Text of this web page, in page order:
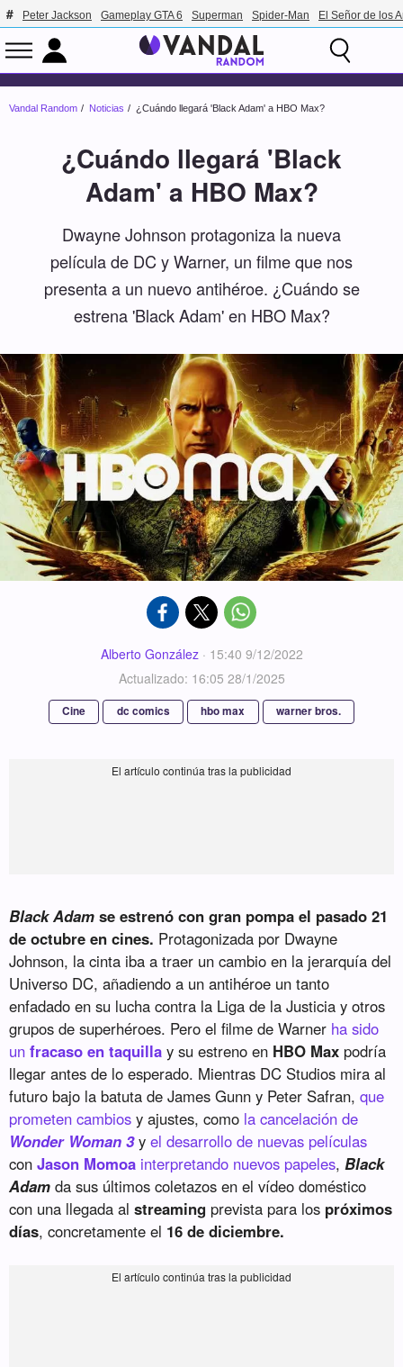
Peter Jackson Gameplay GTA 6 Superman Spider-Man El Señor de los
Vandal Random Noticias ¿Cuándo llegará 'Black Adam' a HBO Max?
¿Cuándo llegará 'Black
Adam' a HBO Max?
Dwayne Johnson protagoniza la nueva
película de DC y Warner, un filme que nos
presenta a un nuevo antihéroe. ¿Cuándo se
estrena 'Black Adam' en HBO Max?
Alberto González· 15:40 9/12/2022
Actualizado: 16:05 28/1/2025
Cine dc comics hbo max warner bros.
Black Adam se estrenó con gran pompa el pasado 21
de octubre en cines. Protagonizada por Dwayne
Johnson, la cinta iba a traer un cambio en la jerarquía del
Universo DC, añadiendo a un antihéroe un tanto
enfadado en su lucha contra la Liga de la Justicia y otros
grupos de superhéroes. Pero el filme de Warner ha sido
un fracaso en taquilla y su estreno en HBO Max podría
llegar antes de lo esperado. Mientras DC Studios mira al
futuro bajo la batuta de James Gunn y Peter Safran,que
prometen cambios y ajustes, como la cancelación de
Wonder Woman 3yel desarrollo de nuevas películas
conJason Momoa interpretando nuevos papeles, Black
Adam da sus últimos coletazos en el vídeo doméstico
con una llegada alstreaming prevista para los próximos
días, concretamente el 16 de diciembre.